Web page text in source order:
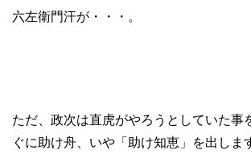
六左衛門汗が・・・。
ただ、政次は直虎がやろうとしていた事
ぐに助け舟、いや「助け知恵」を出しま